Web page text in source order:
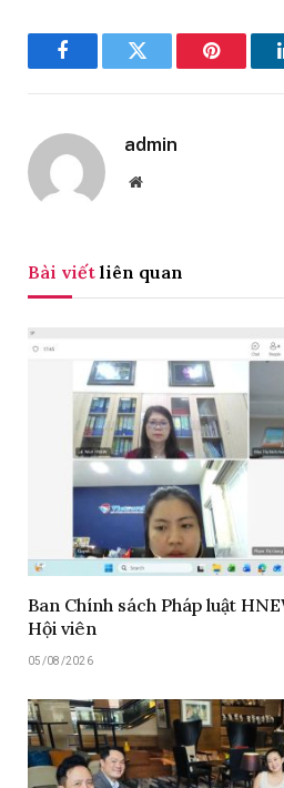
FacebookTwitter Pinterest
admin
Website
Bài viết liên quan
Ban Chính sách Pháp luật
Hội viên
05/08/2026